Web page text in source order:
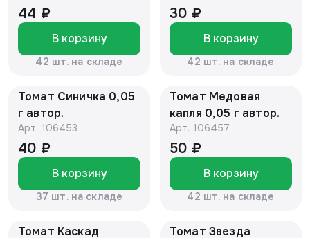
44 ₽
В корзину
42 шт. на складе
30 ₽
В корзину
42 шт. на складе
Томат Синичка 0,05
г автор.
Арт. 106453
40 ₽
В корзину
37 шт. на складе
Томат Медовая
капля 0,05 г автор.
Арт. 106457
50 ₽
В корзину
42 шт. на складе
Томат Каскад
Томат Звезда